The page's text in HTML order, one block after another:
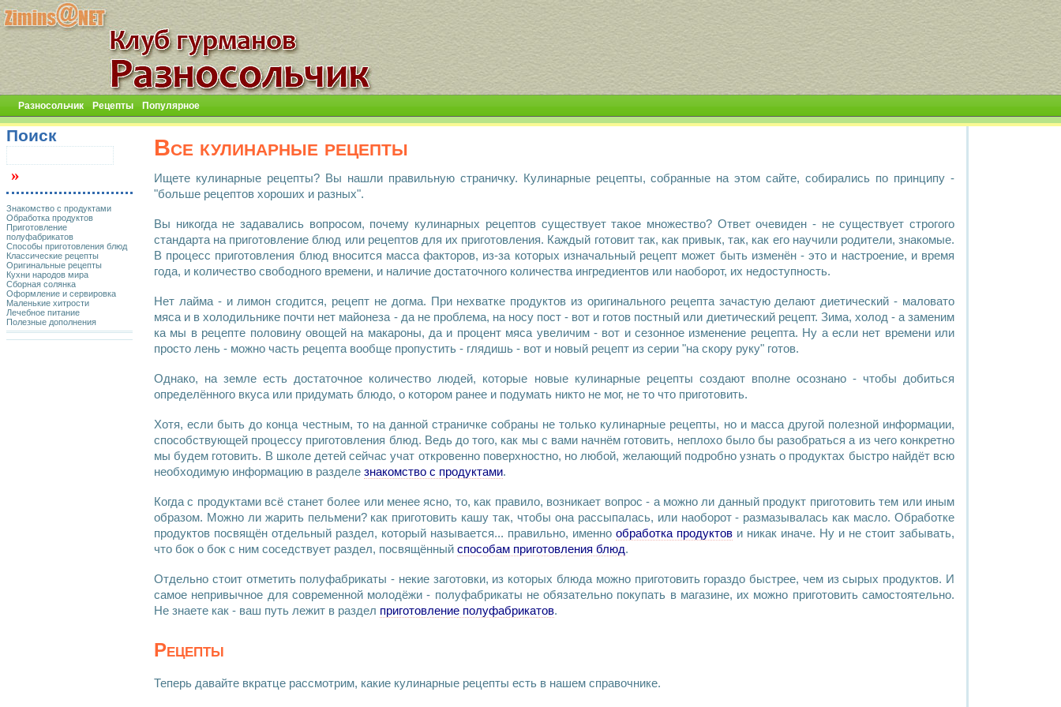
Разносольчик Рецепты Популярное
Все кулинарные рецепты
Ищете кулинарные рецепты? Вы нашли правильную страничку. Кулинарные рецепты, собранные на этом сайте, собирались по принципу -
"больше рецептов хороших и разных".
Вы никогда не задавались вопросом, почему кулинарных рецептовсуществует такое множество? Ответ очевиден - не существует строгого
стандарта на приготовление блюд или рецептовдля их приготовления. Каждый готовиттак, как привык, так, как его научили родители, знакомые.
В процесс приготовления блюд вносится масса факторов, из-за которых изначальный рецепт может быть изменён - это и настроение, и время
года, и количество свободного времени, и наличие достаточного количества ингредиентов или наоборот, их недоступность.
Нет лайма- и лимон сгодится, рецепт не догма. При нехватке продуктов из оригинального рецептазачастую делают диетический - маловато
мяса и в холодильнике почти нет майонеза - да не проблема, на носу пост - вот и готов постный или диетический рецепт. Зима, холод - а заменим
ка мы в рецепте половину овощейна макароны, да и процент мяса увеличим - вот и сезонное изменение рецепта. Ну а если нет времени или
просто лень - можно часть рецепта вообще пропустить - глядишь - вот и новый рецепт из серии "на скору руку" готов.
Однако, на земле есть достаточное количество людей, которые новые кулинарные рецепты создают вполне осознано - чтобы добиться
определённого вкуса или придумать блюдо, о котором ранее и подумать никто не мог, не то что приготовить.
Хотя, если быть до конца честным, то на данной страничке собраны не только кулинарные рецепты, но и масса другой полезной информации,
способствующей процессу приготовления блюд. Ведь до того, как мы с вами начнём готовить, неплохо было бы разобраться а из чего конкретно
мы будем готовить. В школе детей сейчас учат откровенно поверхностно, но любой, желающий подробно узнать о продуктах быстро найдёт всю
необходимую информацию в разделе знакомство с продуктами.
Когда с продуктамивсё станет более или менее ясно, то, как правило, возникает вопрос - а можно ли данный продукт приготовить тем или иным
образом. Можно ли жарить пельмени? как приготовить кашу так, чтобы она рассыпалась, или наоборот - размазывалась как масло.Обработке
продуктов посвящён отдельный раздел, который называется... правильно, именно обработка продуктов и никак иначе. Ну и не стоит забывать,
что бок о бок с ним соседствует раздел, посвящённый способам приготовления блюд.
Отдельно стоит отметить полуфабрикаты - некие заготовки, из которых блюда можно приготовить гораздо быстрее, чем из сырых продуктов. И
самое непривычное для современной молодёжи - полуфабрикаты не обязательно покупать в магазине, их можно приготовитьсамостоятельно.
Не знаете как - ваш путь лежит в раздел приготовление полуфабрикатов.
Рецепты
Теперь давайте вкратце рассмотрим, какие кулинарные рецепты есть в нашем справочнике.
Поиск
Знакомство с продуктами
Обработка продуктов
Приготовление
полуфабрикатов
Способы приготовления блюд
Классические рецепты
Оригинальные рецепты
Кухни народов мира
Сборная солянка
Оформление и сервировка
Маленькие хитрости
Лечебное питание
Полезные дополнения